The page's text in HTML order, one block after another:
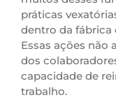
práticas
dentro da fábrica
Essas ações não
dos
capacidade de
trabalho.